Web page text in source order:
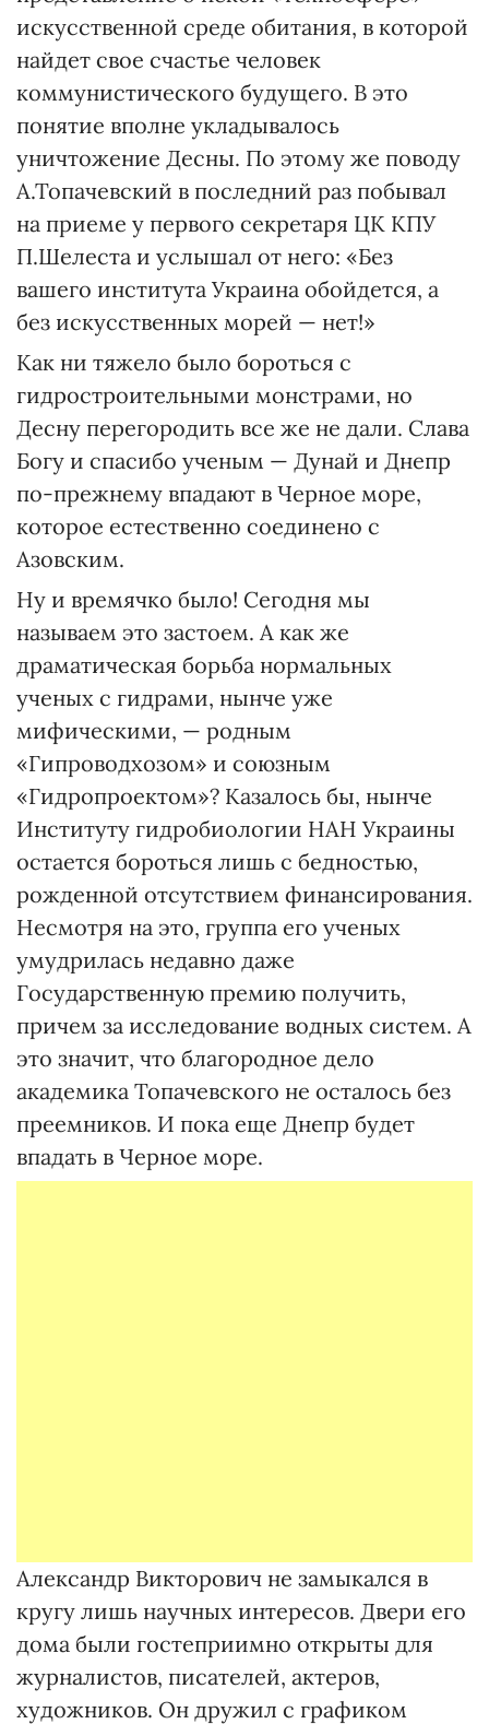
искусственной среде обитания, в которой
найдет свое счастье человек
коммунистического будущего. В это
понятие вполне укладывалось
уничтожение Десны. По этому же поводу
А.Топачевский в последний раз побывал
на приеме у первого секретаря ЦК КПУ
П.Шелеста и услышал от него: «Без
вашего института Украина обойдется, а
без искусственных морей — нет!»
Как ни тяжело было бороться с
гидростроительными монстрами, но
Десну перегородить все же не дали. Слава
Богу и спасибо ученым — Дунай и Днепр
по-прежнему впадают в Черное море,
которое естественно соединено с
Азовским.
Ну и времячко было! Сегодня мы
называем это застоем. А как же
драматическая борьба нормальных
ученых с гидрами, нынче уже
мифическими, — родным
«Гипроводхозом» и союзным
«Гидропроектом»? Казалось бы, нынче
Институту гидробиологии НАН Украины
остается бороться лишь с бедностью,
рожденной отсутствием финансирования.
Несмотря на это, группа его ученых
умудрилась недавно даже
Государственную премию получить,
причем за исследование водных систем. А
это значит, что благородное дело
академика Топачевского не осталось без
преемников. И пока еще Днепр будет
впадать в Черное море.
Александр Викторович не замыкался в
кругу лишь научных интересов. Двери его
дома были гостеприимно открыты для
журналистов, писателей, актеров,
художников. Он дружил с графиком